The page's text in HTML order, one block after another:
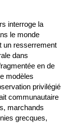
interroge la
le monde
un resserrement
dans
en de
modèles
privilégié
communautaire
marchands
grecques,